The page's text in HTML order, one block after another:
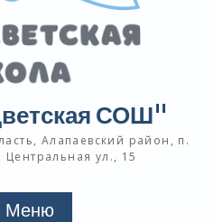
СОШ"
Алапаевский район, п.
Центральная ул., 15
Меню